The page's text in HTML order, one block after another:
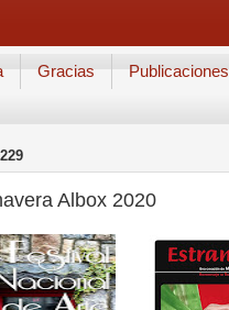
Gracias Publicaciones
Albox 2020